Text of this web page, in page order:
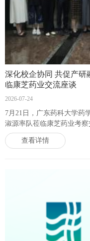
深化校企协同 共促产研
临康芝药业交流座谈
2026-07-24
7月21日，广东药科大学药
淑源率队莅临康芝药业考
总裁洪丽萍、副总裁王勇等
查看详情